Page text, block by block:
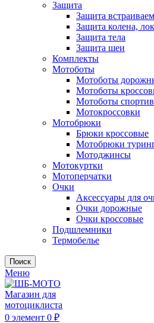
Защита
Защита
Защита колена,
Защита тела
Защита шеи
Комплекты
Мотоботы
Мотоботы
Мотоботы
Мотоботы
Мотокроссовки
Мотобрюки
Брюки кроссовые
Мотобрюки
Мотоджинсы
Мотокуртки
Мотоперчатки
Очки
Аксессуары для
Очки дорожные
Очки кроссовые
Подшлемники
Термобелье
Поиск
Меню
0 элемент 0 ₽